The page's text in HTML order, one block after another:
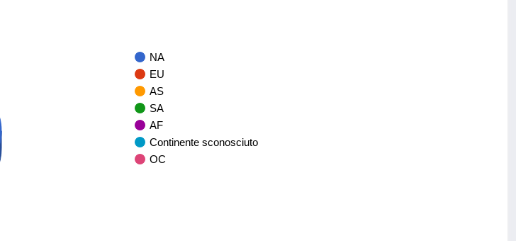
NA
EU
AS
SA
AF
Continente sconosciuto
OC